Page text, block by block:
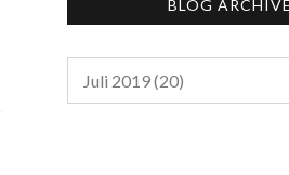
BLOG ARCHIVE